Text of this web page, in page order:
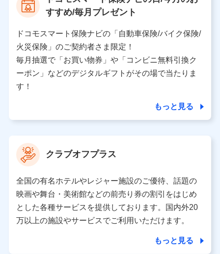
個人情報保護管理者の職名、連絡先
〒103-0013 東京都中央区日本橋人形町2-14-10 アー
バンネット日本橋ビル 3F
株式会社ドコモ・インシュアランス
個人情報の第三者提供について
当社は利用目的の達成に必要な範囲内において個人情報
の取り扱いの全部または一部を委託する場合がありま
す。
個人データの共同利用
当社は株式会社NTTドコモとの間で、以下のとおり個
人データを共同利用します。
すすめ/毎月プレゼント
ドコモスマート保険ナビの「自動車保険/バイク保険/
火災保険」のご契約者さま限定！
毎月抽選で「お買い物券」や「コンビニ無料引換ク
ーポン」などのデジタルギフトがその場で当たりま
す！
もっと見る
クラブオフプラス
全国の有名ホテルやレジャー施設のご優待、話題の
映画や舞台・美術館などの前売り券の割引をはじめ
とした各種サービスを提供しております。国内外20
万以上の施設やサービスでご利用いただけます。
もっと見る